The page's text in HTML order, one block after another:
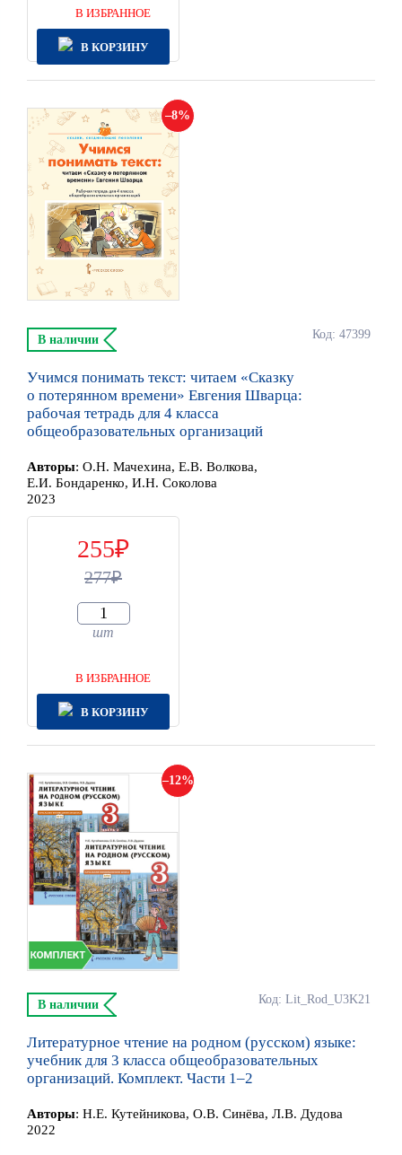
В ИЗБРАННОЕ
В КОРЗИНУ
8
Код: 47399
В наличии
Учимся понимать текст: читаем «Сказку
о потерянном времени» Евгения Шварца:
рабочая тетрадь для 4 класса
общеобразовательных организаций
Авторы: О.Н. Мачехина, Е.В. Волкова,
Е.И. Бондаренко, И.Н. Соколова
2023
255
277
шт
В ИЗБРАННОЕ
В КОРЗИНУ
12
Код: Lit_Rod_U3K21
В наличии
Литературное чтение на родном (русском) языке:
учебник для 3 класса общеобразовательных
организаций. Комплект. Части 1–2
Авторы: Н.Е. Кутейникова, О.В. Синёва, Л.В. Дудова
2022